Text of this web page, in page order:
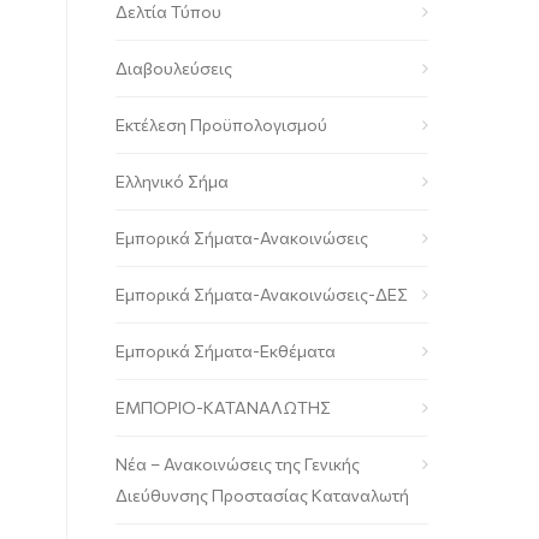
Δελτία Τύπου
Διαβουλεύσεις
Εκτέλεση Προϋπολογισμού
Ελληνικό Σήμα
Εμπορικά Σήματα-Ανακοινώσεις
Εμπορικά Σήματα-Ανακοινώσεις-ΔΕΣ
Εμπορικά Σήματα-Εκθέματα
ΕΜΠΟΡΙΟ-ΚΑΤΑΝΑΛΩΤΗΣ
Νέα – Ανακοινώσεις της Γενικής
Διεύθυνσης Προστασίας Καταναλωτή